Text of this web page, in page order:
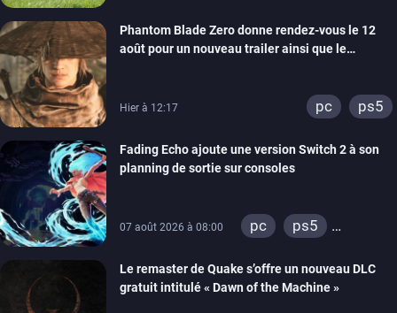
Phantom Blade Zero donne rendez-vous le 12
août pour un nouveau trailer ainsi que le
Hier à 12:17 pc ps5
Fading Echo ajoute une version Switch 2 à son
planning de sortie sur consoles
07 août 2026 à 08:00 pc
ps5
Le remaster de Quake s’offre un nouveau DLC
gratuit intitulé « Dawn of the Machine »